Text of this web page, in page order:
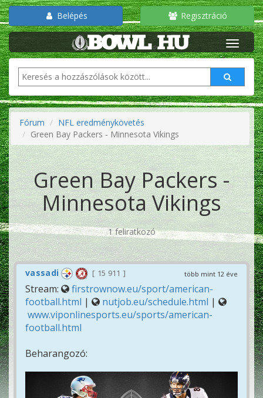
Belépés Regisztráció
Fórum
NFL eredménykövetés
Green Bay Packers - Minnesota Vikings
Green Bay Packers -
Minnesota Vikings
1 feliratkozó
több mint 12 éve
vassadi 15 911
Stream:
firstrownow.eu/sport/american-
football.html | nutjob.eu/schedule.html |
www.viponlinesports.eu/sports/american-
football.html
Beharangozó: